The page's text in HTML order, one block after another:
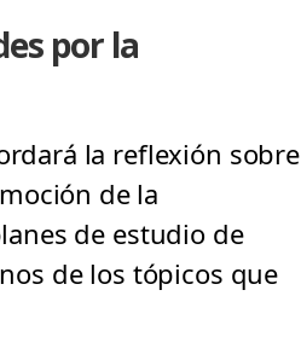
por la
la reflexión sobre
de la
de estudio de
de los tópicos que